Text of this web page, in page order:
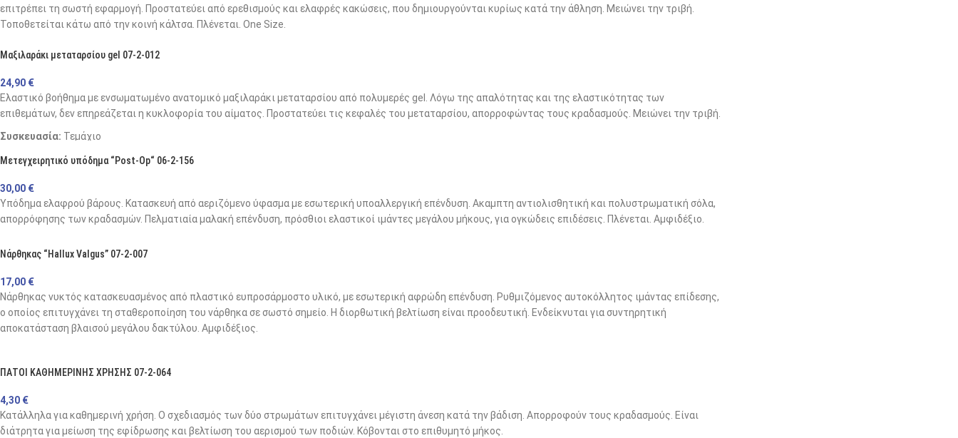
επιτρέπει τη σωστή εφαρμογή. Προστατεύει από ερεθισμούς και ελαφρές κακώσεις, που δημιουργούνται κυρίως κατά την άθληση. Μειώνει την τριβή.
Τοποθετείται κάτω από την κοινή κάλτσα. Πλένεται. One Size.
Μαξιλαράκι μεταταρσίου gel 07-2-012
24,90 €
Ελαστικό βοήθημα µε ενσωματωμένο ανατομικό μαξιλαράκι μεταταρσίου από πολυμερές gel. Λόγω της απαλότητας και της ελαστικότητας των
επιθεμάτων, δεν επηρεάζεται η κυκλοφορία του αίματος. Προστατεύει τις κεφαλές του μεταταρσίου, απορροφώντας τους κραδασμούς. Μειώνει την τριβή.
Συσκευασία: Τεµάχιο
Προδιαγραφές
Size Women's Men's
Μετεγχειρητικό υπόδημα “Post-Op“ 06-2-156
30,00 €
Υπόδημα ελαφρού βάρους. Κατασκευή από αεριζόμενο ύφασμα με εσωτερική υποαλλεργική επένδυση. Ακαμπτη αντιολισθητική και πολυστρωματική σόλα,
απορρόφησης των κραδασμών. Πελματιαία μαλακή επένδυση, πρόσθιοι ελαστικοί ιμάντες μεγάλου μήκους, για ογκώδεις επιδέσεις. Πλένεται. Αμφιδέξιο.
Νάρθηκας “Hallux Valgus” 07-2-007
17,00 €
Νάρθηκας νυκτός κατασκευασμένος από πλαστικό ευπροσάρμοστο υλικό, με εσωτερική αφρώδη επένδυση. Ρυθμιζόμενος αυτοκόλλητος ιμάντας επίδεσης,
ο οποίος επιτυγχάνει τη σταθεροποίηση του νάρθηκα σε σωστό σημείο. Η διορθωτική βελτίωση είναι προοδευτική. Ενδείκνυται για συντηρητική
αποκατάσταση βλαισού μεγάλου δακτύλου. Αμφιδέξιος.
Προδιαγραφές
Size small medium large
ΠΑΤΟΙ ΚΑΘΗΜΕΡΙΝΗΣ ΧΡΗΣΗΣ 07-2-064
4,30 €
Κατάλληλα για καθημερινή χρήση. Ο σχεδιασμός των δύο στρωμάτων επιτυγχάνει μέγιστη άνεση κατά την βάδιση. Απορροφούν τους κραδασμούς. Είναι
διάτρητα για μείωση της εφίδρωσης και βελτίωση του αερισμού των ποδιών. Κόβονται στο επιθυμητό μήκος.